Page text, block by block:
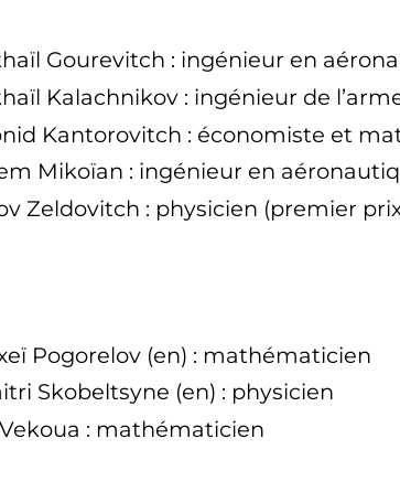
Gourevitch : ingénieur en
Kalachnikov : ingénieur de
Kantorovitch : économiste et
Mikoïan : ingénieur en
Zeldovitch : physicien (premier
Pogorelov (en) : mathématicien
Skobeltsyne (en) : physicien
: mathématicien